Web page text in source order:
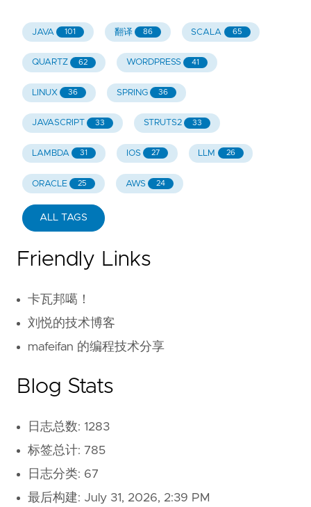
JAVA 101 翻译 86 SCALA 65
QUARTZ 62 WORDPRESS 41
LINUX 36 SPRING 36
JAVASCRIPT 33 STRUTS2 33
LAMBDA 31 IOS 27 LLM 26
ORACLE 25 AWS 24
ALL TAGS
Friendly Links
卡瓦邦噶！
刘悦的技术博客
mafeifan 的编程技术分享
Blog Stats
日志总数: 1283
标签总计: 785
日志分类: 67
最后构建: July 31, 2026, 2:39 PM